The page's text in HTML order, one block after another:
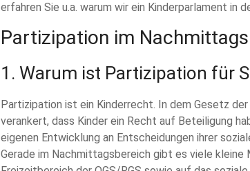
erfahren Sie u.a. warum wir ein Kinderparlament in
Partizipation im
1. Warum ist Partizipation für
Partizipation ist ein Kinderrecht. In dem Gesetz der
verankert, dass Kinder ein Recht auf Beteiligung
eigenen Entwicklung an Entscheidungen ihrer
Gerade im Nachmittagsbereich gibt es viele